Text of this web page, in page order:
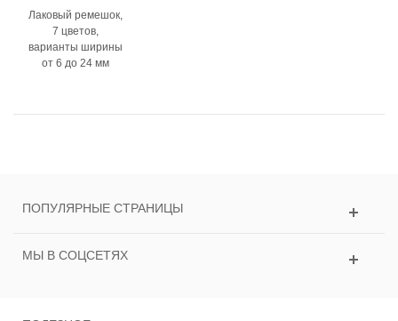
Лаковый ремешок,
7 цветов,
варианты ширины
от 6 до 24 мм
ПОПУЛЯРНЫЕ СТРАНИЦЫ
МЫ В СОЦСЕТЯХ